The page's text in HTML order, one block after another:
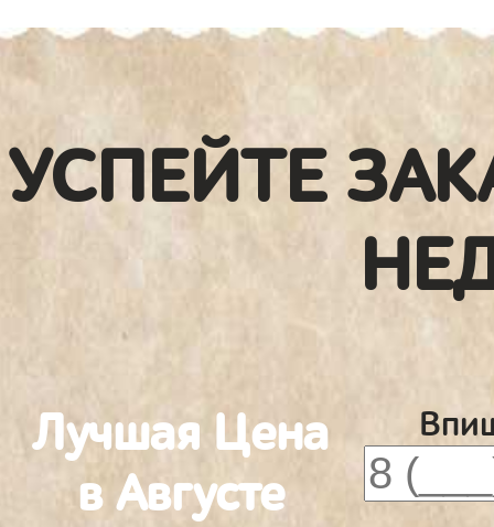
УСПЕЙТЕ
Лучшая Цена
в Августе